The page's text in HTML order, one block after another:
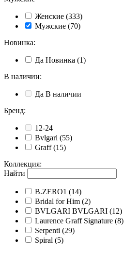
Женские (333)
Мужские (70)
Новинка:
Да Новинка (1)
В наличии:
Да В наличии
Бренд:
12-24
Bvlgari (55)
Graff (15)
Коллекция:
Найти
B.ZERO1 (14)
Bridal for Him (2)
BVLGARI BVLGARI (12)
Laurence Graff Signature (8)
Serpenti (29)
Spiral (5)